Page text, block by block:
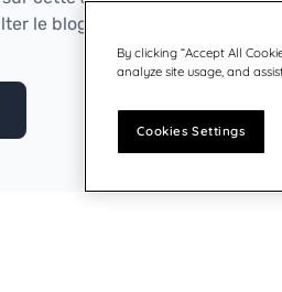
United States
Client
le blog de Quadient.
By clicking “Accept All
analyze site usage, and
Cookies Settings